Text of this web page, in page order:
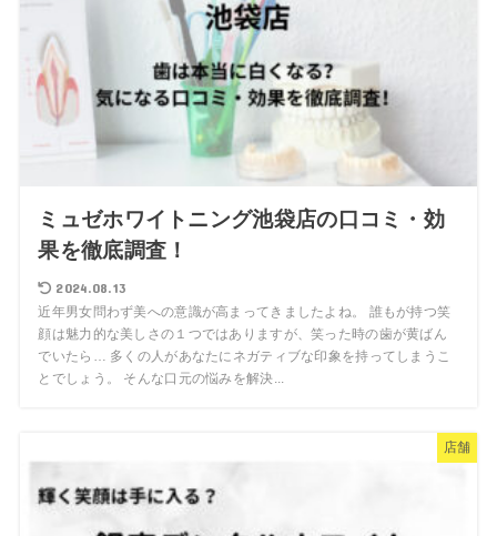
ミュゼホワイトニング池袋店の口コミ・効
果を徹底調査！
2024.08.13
近年男女問わず美への意識が高まってきましたよね。 誰もが持つ笑
顔は魅力的な美しさの１つではありますが、笑った時の歯が黄ばん
でいたら… 多くの人があなたにネガティブな印象を持ってしまうこ
とでしょう。 そんな口元の悩みを解決...
店舗